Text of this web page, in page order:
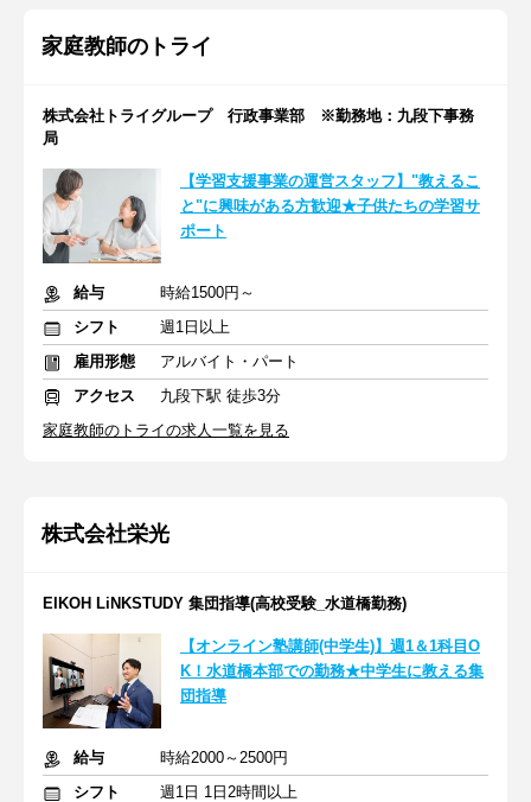
家庭教師のトライ
株式会社トライグループ 行政事業部 ※勤務地：九段下事務
局
【学習支援事業の運営スタッフ】"教えるこ
と"に興味がある方歓迎★子供たちの学習サ
ポート
給与
時給1500円～
シフト
週1日以上
雇用形態
アルバイト・パート
アクセス
九段下駅 徒歩3分
家庭教師のトライの求人一覧を見る
株式会社栄光
EIKOH LiNKSTUDY 集団指導(高校受験_水道橋勤務)
【オンライン塾講師(中学生)】週1＆1科目O
K！水道橋本部での勤務★中学生に教える集
団指導
給与
時給2000～2500円
シフト
週1日 1日2時間以上